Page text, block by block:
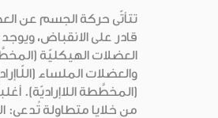
تتأتّى حركة الجسم عن
قادر على الانقباض،
العضلات الهيكليّة
والعضلات الملساء
(المخطَّطة اللاإراديّة).
من خلايا متطاولة تُدعى: